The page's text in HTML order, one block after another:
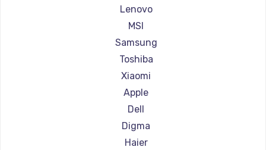
Ремонт ноутбуков Epson
Ремонт ноутбуков Philips
Ремонт ноутбуков LG
Ремонт ноутбуков Panasonic
Ремонт ноутбуков Irbis
Ремонт ноутбуков Thunderobot
Ремонт ноутбуков Hasee
Ремонт ноутбуков ZTE
Ремонт ноутбуков Hiper
Lenovo
MSI
Samsung
Toshiba
Xiaomi
Apple
Dell
Digma
Haier